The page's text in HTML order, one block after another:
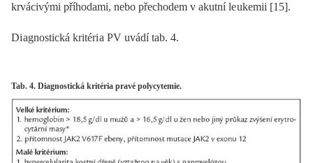
krvácivými příhodami, nebo přechodem v akutní le ukemii [15].
Di agnostická kritéri a PV uvádí tab. 4.
Tab. 4. Diagnostická kritéria pravé polycytemie.